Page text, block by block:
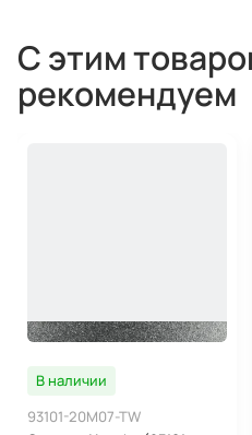
С этим
рекомендуем
В наличии
93101-20M07-TW